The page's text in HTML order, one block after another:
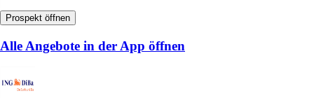
Prospekt öffnen
Alle Angebote in der App öffnen